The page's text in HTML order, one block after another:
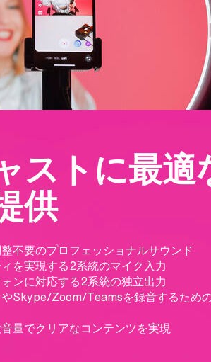
ストに最適
供
不要のプロフェッショナルサウンド
を実現する2系統のマイク入力
ンに対応する2系統の独立出力
Skype/Zoom/Teamsを録音するため
量でクリアなコンテンツを実現